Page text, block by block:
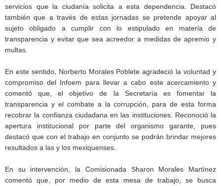
servicios que la ciudanía solicita a esta dependencia. Destacó
también que a través de estas jornadas se pretende apoyar al
sujeto obligado a cumplir con lo estipulado en materia de
transparencia y evitar que sea acreedor a medidas de apremio y
multas.
En este sentido, Norberto Morales Poblete agradeció la voluntad y
compromiso del Infoem para llevar a cabo este acercamiento y
comentó que, el objetivo de la Secretaría es fomentar la
transparencia y el combate a la corrupción, para de esta forma
recobrar la confianza ciudadana en las instituciones. Reconoció la
apertura institucional por parte del organismo garante, pues
destacó que con el trabajo en conjunto se podrán brindar mejores
resultados a las y los mexiquenses.
En su intervención, la Comisionada Sharon Morales Martínez
comentó que, por medio de esta mesa de trabajo, se busca